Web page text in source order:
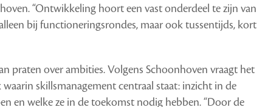
“Ontwikkeling hoort een vast onderdeel te zijn van
bij functioneringsrondes, maar ook tussentijds, kort
praten over ambities. Volgens Schoonhoven vraagt het
skillsmanagement centraal staat: inzicht in de
en welke ze in de toekomst nodig hebben. “Door de